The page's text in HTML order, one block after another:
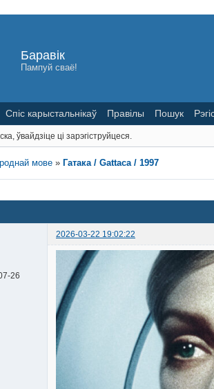
Баравік
Пампуй сваё!
Спіс карыстальнікаў Правілы Пошук
ўвайдзіце ці зарэгіструйцеся.
мове » Гатака / Gattaca / 1997
2026-03-22 19:02:22
26